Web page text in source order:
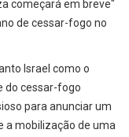
começará em breve"
de cessar-fogo no
Israel como o
do cessar-fogo
para anunciar um
a mobilização de uma